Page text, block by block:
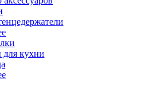
для кухни